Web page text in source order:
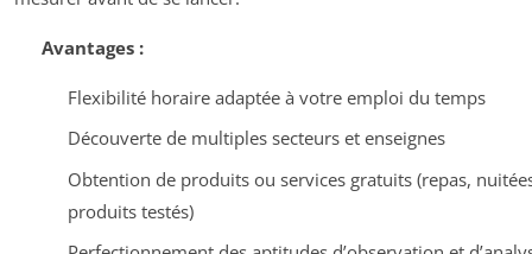
Avantages :
Flexibilité horaire adaptée à votre emploi du temps
Découverte de multiples secteurs et enseignes
Obtention de produits ou services gratuits (repas,
produits testés)